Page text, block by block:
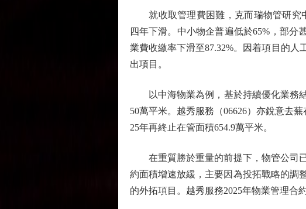
就收取管理費困難，克而瑞物管研究中
四年下滑。中小物企普遍低於65%，部分
業費收繳率下滑至87.32%。因着項目的
出項目。
以中海物業為例，基於持續優化業務結
50萬平米。越秀服務（06626）亦銳意去
25年再終止在管面積654.9萬平米。
在重質勝於重量的前提下，物管公司已
約面積增速放緩，主要因為投拓戰略的調
的外拓項目。越秀服務2025年物業管理合